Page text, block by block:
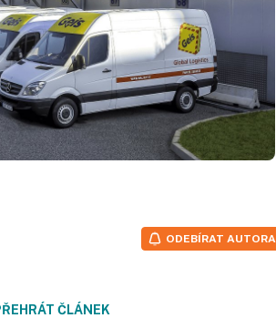
ČLÁNEK
ODEBÍRAT AUTORA